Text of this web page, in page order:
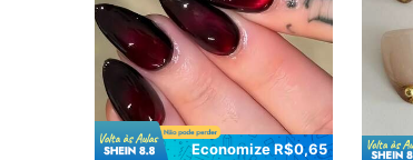
Economize R$0,65